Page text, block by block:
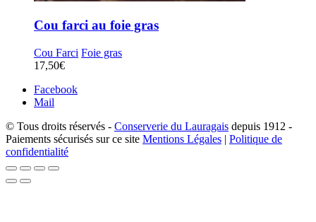
Cou farci au foie gras
Cou Farci Foie gras
17,50€
Facebook
Mail
© Tous droits réservés - Conserverie du Lauragais depuis 1912 -
Paiements sécurisés sur ce site Mentions Légales | Politique de
confidentialité